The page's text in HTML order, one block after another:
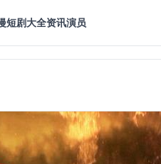
短剧大全资讯演员